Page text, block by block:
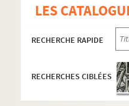
LES
RECHERCHE RAPIDE
RECHERCHES CIBLÉES